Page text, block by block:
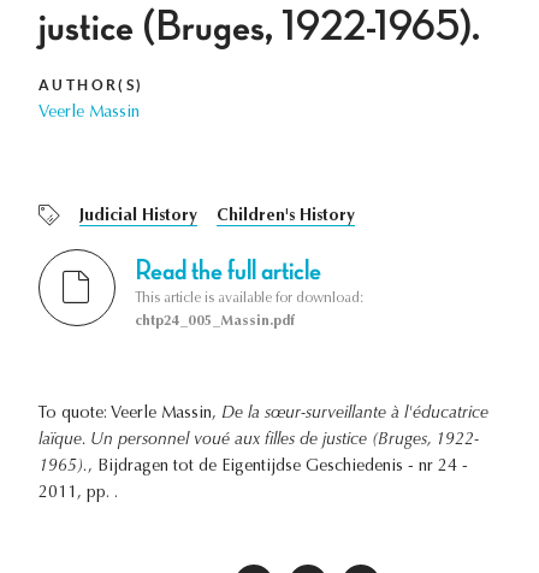
justice (Bruges, 1922-1965).
AUTHOR(S)
Veerle Massin
Judicial History Children's History
Read the full article
This article is available for download:
chtp24_005_Massin.pdf
To quote: Veerle Massin, De la sœur-surveillante à l'éducatrice
laïque. Un personnel voué aux filles de justice (Bruges, 1922-
1965)., Bijdragen tot de Eigentijdse Geschiedenis - nr 24 -
2011, pp. .